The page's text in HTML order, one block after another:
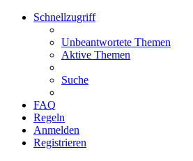
Schnellzugriff
Unbeantwortete Themen
Aktive Themen
Suche
FAQ
Regeln
Anmelden
Registrieren